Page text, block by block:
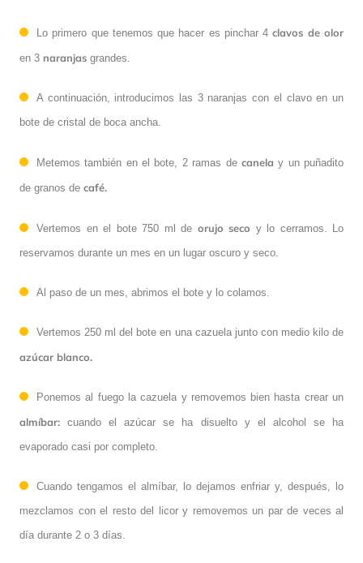
Lo primero que tenemos que hacer es pinchar 4clavos de olor
en 3 naranjas grandes.
A continuación, introducimos las 3 naranjas con el clavo en un
bote de cristal de boca ancha.
Metemos también en el bote, 2 ramas de canela y un puñadito
de granos de café.
Vertemos en el bote 750 ml de orujo seco y lo cerramos. Lo
reservamos durante un mes en un lugar oscuro y seco.
Al paso de un mes, abrimos el bote y lo colamos.
Vertemos 250 ml del bote en una cazuela junto con medio kilo de
azúcar blanco.
Ponemos al fuego la cazuela y removemos bien hasta crear un
almíbar: cuando el azúcar se ha disuelto y el alcohol se ha
evaporado casi por completo.
Cuando tengamos el almíbar, lo dejamos enfriar y, después, lo
mezclamos con el resto del licor y removemos un par de veces al
día durante 2 o 3 días.